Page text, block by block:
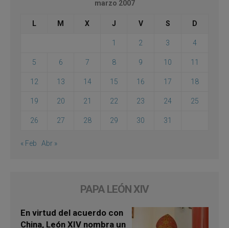
marzo 2007
L M X J V S D
1 2 3 4
5 6 7 8 9 10 11
12 13 14 15 16 17 18
19 20 21 22 23 24 25
26 27 28 29 30 31
« Feb Abr »
PAPA LEÓN XIV
En virtud del acuerdo con
China, León XIV nombra un